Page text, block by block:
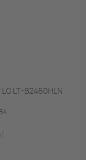
LT-B2460HLN